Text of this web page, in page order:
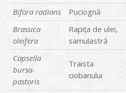
Bifora radians Puciognă
Brassica
oleifera
Rapiţa de ulei,
samulastră
Capsella
bursa-
pastoris
Traista
ciobanului